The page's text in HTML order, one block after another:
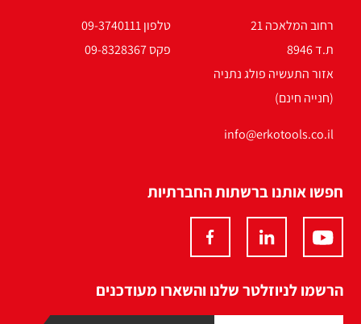
רחוב המלאכה 21
ת.ד 8946
אזור התעשיה פולג נתניה
(חנייה חינם)
טלפון 09-3740111
פקס 09-8328367
info@erkotools.co.il
חפשו אותנו ברשתות החברתיות
הרשמו לניוזלטר שלנו והשארו מעודכנים